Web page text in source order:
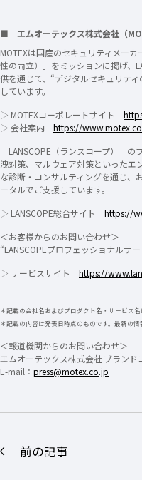
■ エムオーテックス株式会社（
MOTEXは国産のセキュリティメー
性の両立）」をミッションに掲げ、
供を通じて、“デジタルセキュリテ
しています。
▷ MOTEXコーポレートサイト
▷ 会社案内 https://
「LANSCOPE（ランスコープ）」
洩対策、マルウェア対策といったエ
な診断・コンサルティングを通じ、
ータルでご支援しています。
▷ LANSCOPE総合サイト https://
＜お客様からのお問い合わせ＞
“LANSCOPEプロフェッショナルサ
▷ サービスサイト https://
＊記載の会社名およびプロダクト名・サービス名
＊記載の内容は発表日時点のものです。最新の
＜報道機関からのお問い合わせ＞
エムオーテックス株式会社 ブラン
E-mail： press@motex.co.jp
前の記事